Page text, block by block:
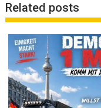
Related posts